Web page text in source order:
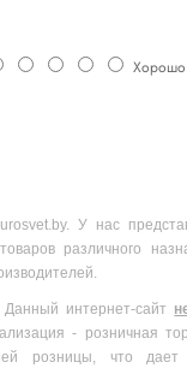
Хорошо
У нас
различного
интернет-сайт
- розничная
розницы, что